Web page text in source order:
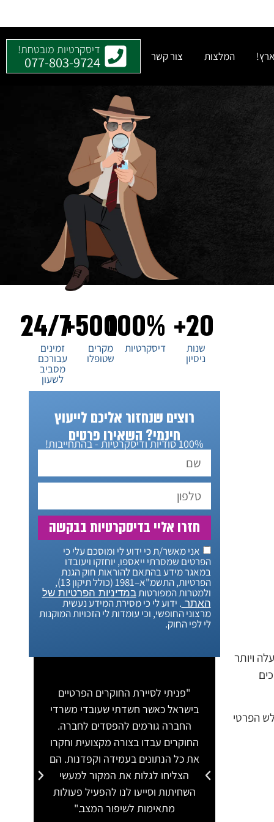
המלצות צור קשר דיסקרטיות מובטחת!
077-803-9724
ויותר
הפרטי
20+
שנות
ניסיון
100%
דיסקרטיות
500+
מקרים
שטופלו
24/7
זמינים
עבורכם
מסביב
לשעון
רוצים שנחזור אליכם לייעוץ
חינמי? השאירו פרטים100% סודיות ודיסקרטיות - בהתחייבות!
אני מאשר/ת כי ידוע לי ומוסכם עלי כי
הפרטים שמסרתי ייאספו, יוחזקו ויעובדו
במאגר מידע בהתאם להוראות חוק הגנת
הפרטיות, התשמ"א–1981 (כולל תיקון 13),
ולמטרות המפורטותבמדיניות הפרטיות של
האתר . ידוע לי כי מסירת המידע נעשית
מרצוני החופשי, וכי עומדות לי הזכויות המוקנות
לי לפי החוק.
חזרו אליי בדיסקרטיות בבקשה
"פניתי לסיירת החוקרים הפרטיים
בישראל כאשר חשדתי שעובדי משרדי
החברה גורמים להפסדים לחברה.
החוקרים עבדו בצורה מקצועית וחקרו
את כל הנתונים בעמידה וקפדנות. הם
הצליחו לגלות את המקור למעשי
השחיתות וסייעו לנו להפעיל פעולות
מתאימות לשיפור המצב."